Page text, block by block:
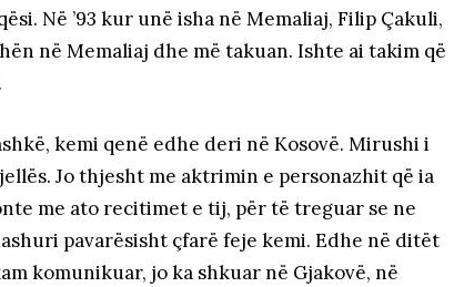
Në ’93 kur unë isha në Memaliaj, Filip Çakuli,
në Memaliaj dhe më takuan. Ishte ai takim që
kemi qenë edhe deri në Kosovë. Mirushi i
Jo thjesht me aktrimin e personazhit që ia
me ato recitimet e tij, për të treguar se ne
pavarësisht çfarë feje kemi. Edhe në ditët
komunikuar, jo ka shkuar në Gjakovë, në